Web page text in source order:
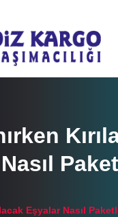
Eşyalar Nasıl